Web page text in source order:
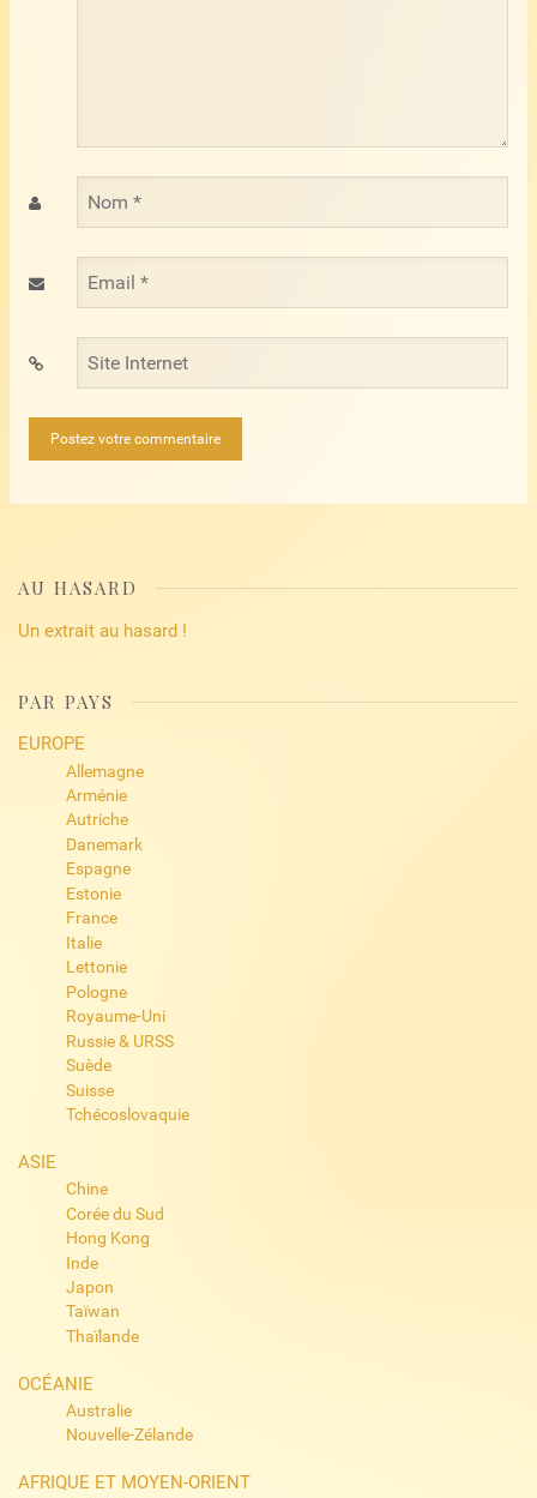
Nom
Email
Site
Internet
AU HASARD
Un extrait au hasard !
PAR PAYS
EUROPE
Allemagne
Arménie
Autriche
Danemark
Espagne
Estonie
France
Italie
Lettonie
Pologne
Royaume-Uni
Russie & URSS
Suède
Suisse
Tchécoslovaquie
ASIE
Chine
Corée du Sud
Hong Kong
Inde
Japon
Taïwan
Thaïlande
OCÉANIE
Australie
Nouvelle-Zélande
AFRIQUE ET MOYEN-ORIENT